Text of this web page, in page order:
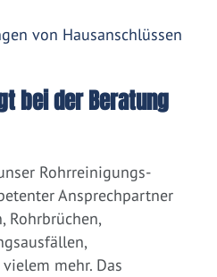
von Hausanschlüssen
bei der Beratung
Rohrreinigungs-
Ansprechpartner
Rohrbrüchen,
mehr. Das